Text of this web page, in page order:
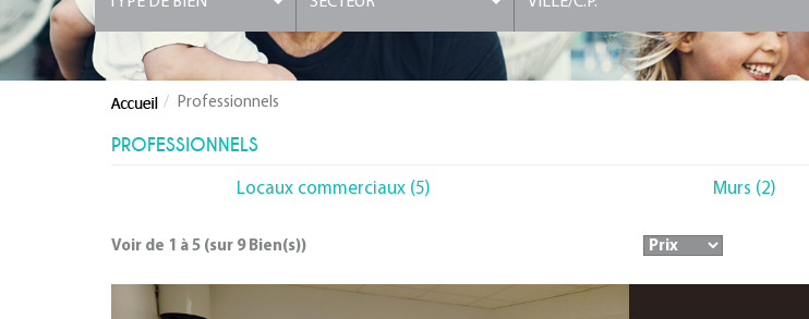
Professionnels
PROFESSIONNELS
Locaux commerciaux (5) Murs (2)
Voir de 1 à 5 (sur 9Bien(s))